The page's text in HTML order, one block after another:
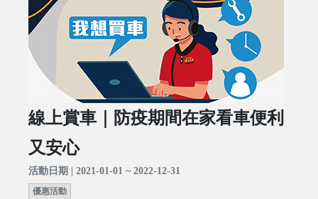
線上賞車｜防疫期間在家看車便利
又安心
活動日期 | 2021-01-01 ~ 2022-12-31
優惠活動